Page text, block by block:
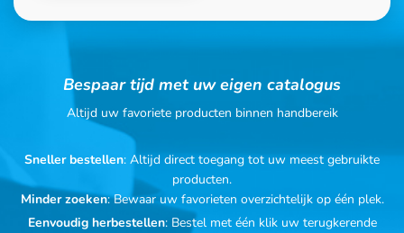
Bespaar tijd met uw eigen catalogus
Altijd uw favoriete producten binnen handbereik
Sneller bestellen: Altijd direct toegang tot uw meest gebruikte
producten.
Minder zoeken: Bewaar uw favorieten overzichtelijk op één plek.
Eenvoudig herbestellen: Bestel met één klik uw terugkerende